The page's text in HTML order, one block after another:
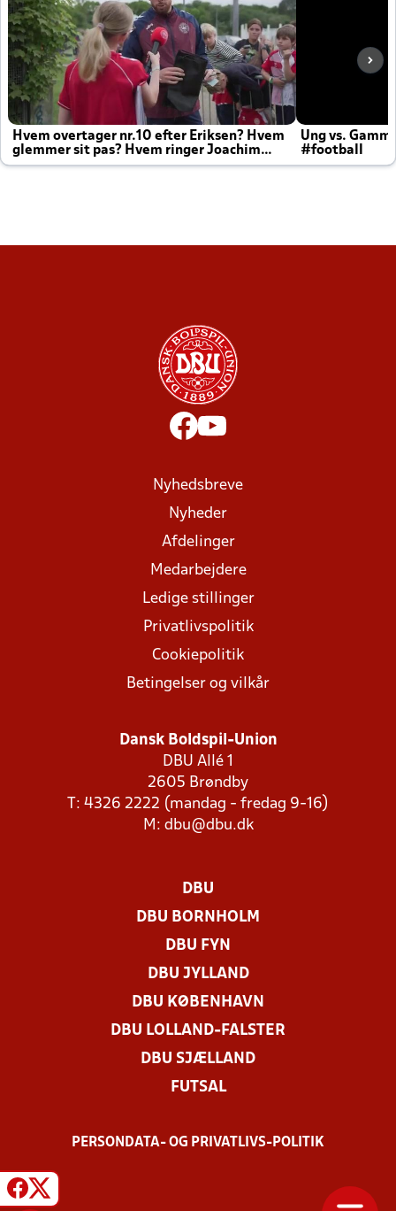
Hvem overtager nr.10 efter Eriksen? Hvem
glemmer sit pas? Hvem ringer Joachim
altid til efter kampe?
Ung vs.
#football
Nyhedsbreve
Nyheder
Afdelinger
Medarbejdere
Ledige stillinger
Privatlivspolitik
Cookiepolitik
Betingelser og vilkår
Dansk Boldspil-Union
DBU Allé 1
2605 Brøndby
T: 4326 2222 (mandag - fredag 9-16)
M: dbu@dbu.dk
DBU
DBU BORNHOLM
DBU FYN
DBU JYLLAND
DBU KØBENHAVN
DBU LOLLAND-FALSTER
DBU SJÆLLAND
FUTSAL
PERSONDATA- OG PRIVATLIVS-POLITIK